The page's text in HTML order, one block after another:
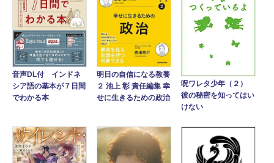
音声DL付 インドネ
シア語の基本が７日間
でわかる本
明日の自信になる教養
２ 池上 彰 責任編集 幸
せに生きるための政治
呪ワレタ少年（２）
彼の秘密を知ってはい
けない